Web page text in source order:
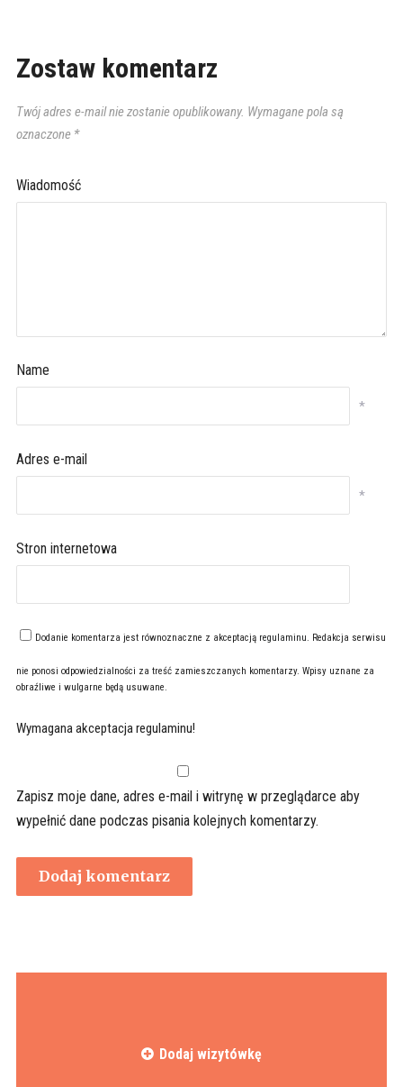
Zostaw komentarz
Twój adres e-mail nie zostanie opublikowany. Wymagane pola są
oznaczone *
Wiadomość
Name
*
Adres e-mail
*
Stron internetowa
Dodanie komentarza jest równoznaczne z akceptacją regulaminu. Redakcja serwisu
nie ponosi odpowiedzialności za treść zamieszczanych komentarzy. Wpisy uznane za
obraźliwe i wulgarne będą usuwane.
Wymagana akceptacja regulaminu!
Zapisz moje dane, adres e-mail i witrynę w przeglądarce aby
wypełnić dane podczas pisania kolejnych komentarzy.
Dodaj wizytówkę